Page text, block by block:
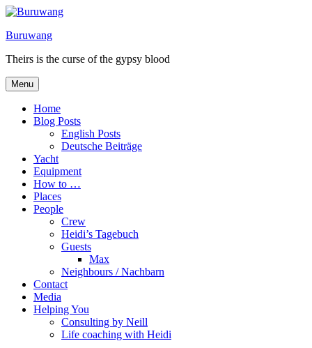
Skip
content
Buruwang
Theirs is the curse of the gypsy blood
Menu
Home
Blog Posts
English Posts
Deutsche Beiträge
Yacht
Equipment
How to …
Places
People
Crew
Heidi’s Tagebuch
Guests
Max
Neighbours / Nachbarn
Contact
Media
Helping You
Consulting by Neill
Life coaching with Heidi